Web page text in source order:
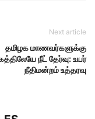
Next article
தமிழக மாணவர்களுக்கு
நீட் தேர்வு: உயர்
நீதிமன்றம் உத்தரவு